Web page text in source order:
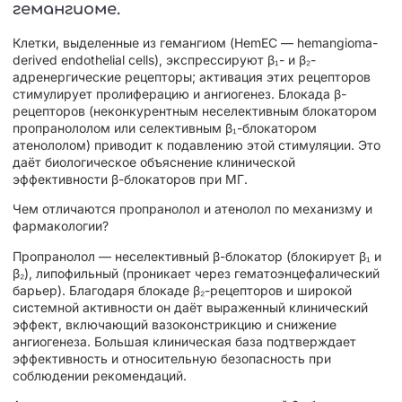
гемангиоме.
Клетки, выделенные из гемангиом (HemEC — hemangioma-
derived endothelial cells), экспрессируют β₁- и β₂-
адренергические рецепторы; активация этих рецепторов
стимулирует пролиферацию и ангиогенез. Блокада β-
рецепторов (неконкурентным неселективным блокатором
пропранололом или селективным β₁-блокатором
атенололом) приводит к подавлению этой стимуляции. Это
даёт биологическое объяснение клинической
эффективности β-блокаторов при МГ.
Чем отличаются пропранолол и атенолол по механизму и
фармакологии?
Пропранолол — неселективный β-блокатор (блокирует β₁ и
β₂), липофильный (проникает через гематоэнцефалический
барьер). Благодаря блокаде β₂-рецепторов и широкой
системной активности он даёт выраженный клинический
эффект, включающий вазоконстрикцию и снижение
ангиогенеза. Большая клиническая база подтверждает
эффективность и относительную безопасность при
соблюдении рекомендаций.